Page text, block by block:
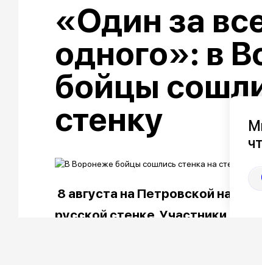
«Один за
одного»: в
бойцы
стенку
8 августа на Петровской
русской стенке. Участники из